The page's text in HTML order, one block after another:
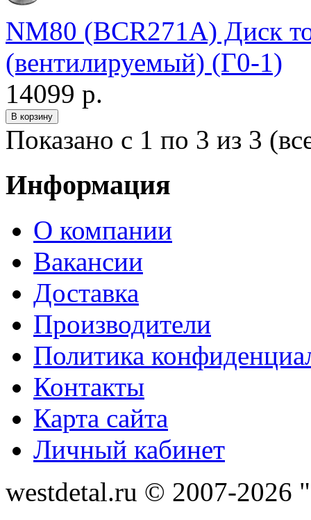
NM80 (BCR271A) Диск
(вентилируемый) (Г0-1)
14099 р.
Показано с 1 по 3 из 3
Информация
О компании
Вакансии
Доставка
Производители
Политика
Контакты
Карта сайта
Личный кабинет
westdetal.ru © 2007-2026